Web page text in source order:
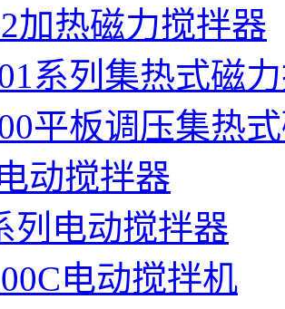
加热磁力搅拌器
系列集热式磁
平板调压集热
动搅拌器
列电动搅拌器
电动搅拌机